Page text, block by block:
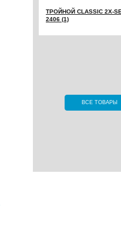
ТРОЙНОЙ CLASSIC 2X-
2406 (1)
ВСЕ ТОВАРЫ